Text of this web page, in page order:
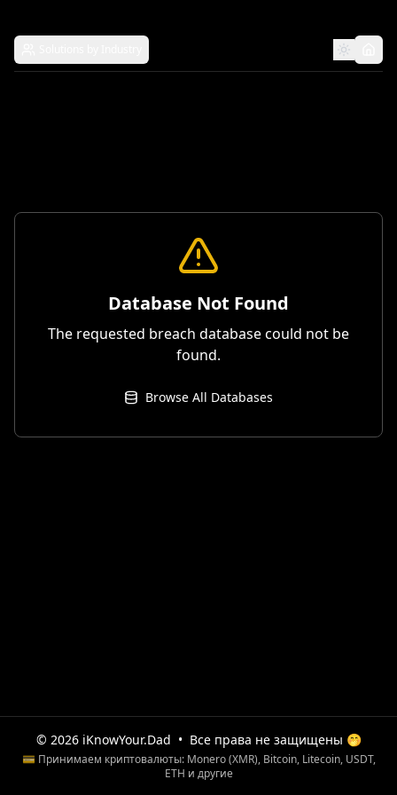
Database Not Found
The requested breach database could not be
found.
Browse All Databases
© 2026 iKnowYour.Dad • Все права не защищены 🤭
💳 Принимаем криптовалюты: Monero (XMR), Bitcoin, Litecoin, USDT,
ETH и другие